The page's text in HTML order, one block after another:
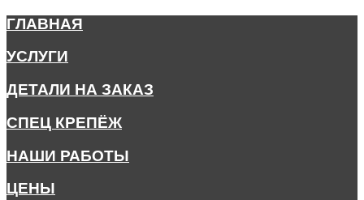
ГЛАВНАЯ
УСЛУГИ
ДЕТАЛИ НА ЗАКАЗ
СПЕЦ КРЕПЁЖ
НАШИ РАБОТЫ
ЦЕНЫ